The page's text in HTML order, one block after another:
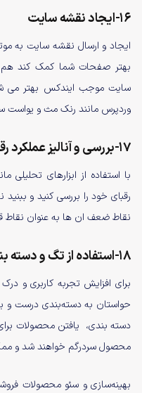
16-ایجاد نقشه سایت
ایجاد و ارسال نقشه سایت به
بهتر صفحات شما کمک کند
سایت موجب ایندکس بهتر می
وردپرس مانند رنک مث و یواست
17-بررسی و آنالیز عملکرد رقبا
با استفاده از ابزارهای
رقبای خود را بررسی کنید و
نقاط ضعف ان ها به عنوان نقاط
18-استفاده از تگ و دسته بندی مناسب
برای افزایش تجربه کاربری و
حواستان به دسته‌بندی درست
دسته بندی، یافتن محصولات
محصول سردرگم خواهند شد و
بهینه‌سازی و سئو محصولات